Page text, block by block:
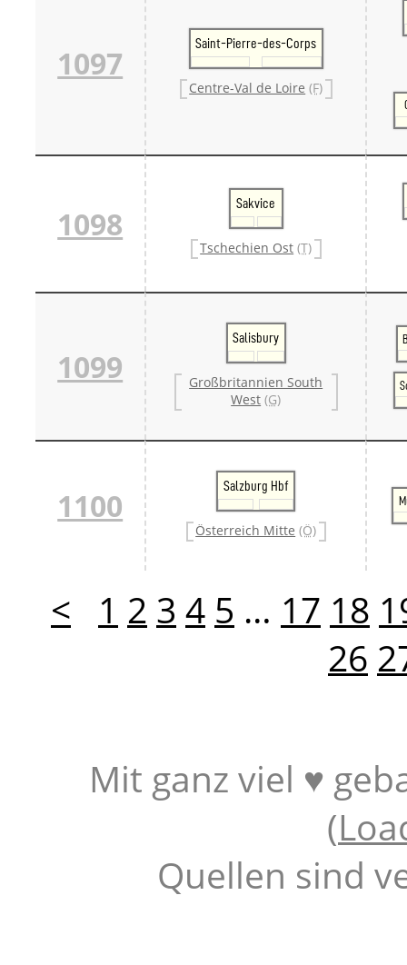
1097
Saint-Pierre-des-Corps
Centre-Val de Loire (F)
1098
Sakvice
Tschechien Ost (T)
1099
Salisbury
Großbritannien South
West (G)
1100
Salzburg Hbf
Österreich Mitte (Ö)
< 1 2 3 4 5 … 17 18
26
Mit ganz viel ♥
(
Quellen sind